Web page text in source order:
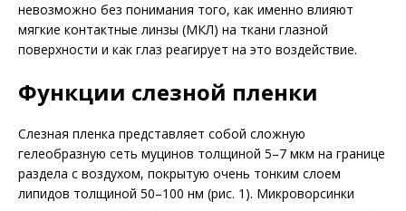
невозможно без понимания того, как именно влияют
мягкие контактные линзы (МКЛ) на ткани глазной
поверхности и как глаз реагирует на это воздействие.
Функции слезной пленки
Слезная пленка представляет собой сложную
гелеобразную сеть муцинов толщиной 5–7 мкм на границе
раздела с воздухом, покрытую очень тонким слоем
липидов толщиной 50–100 нм (рис. 1). Микроворсинки